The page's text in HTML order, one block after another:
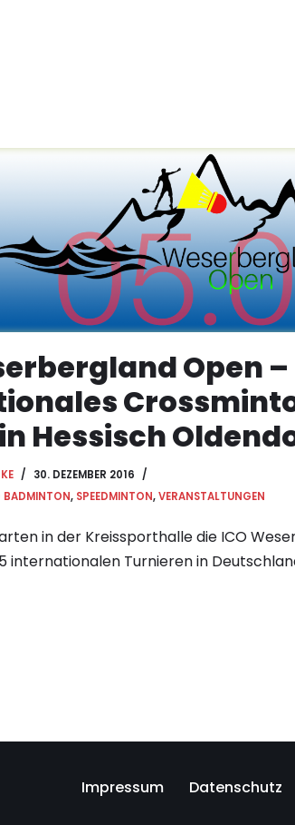
Open –
Hessisch
30. DEZEMBER 2016
BADMINTON, SPEEDMINTON,VERANSTALTUNGEN
in der Kreissporthalle die ICO
internationalen Turnieren in
Impressum Datenschutz